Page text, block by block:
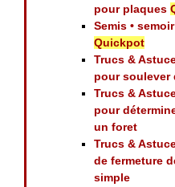
pour plaques
Semis •
Quickpot
Trucs &
pour soulever
Trucs &
pour
un foret
Trucs &
de fermeture
simple